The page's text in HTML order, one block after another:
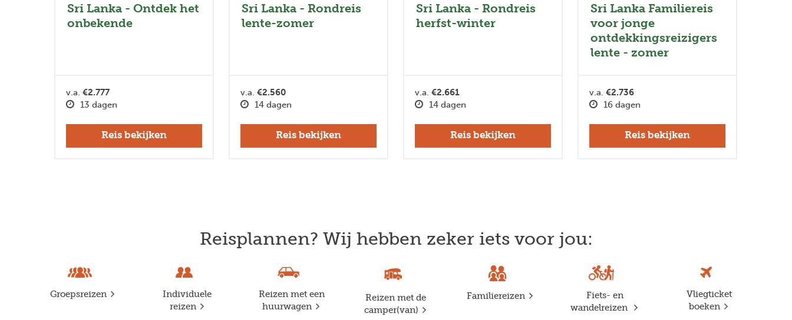
Sri Lanka - Ontdek het
onbekende
v.a. €2.777
13 dagen
Reis bekijken
Sri Lanka - Rondreis
lente-zomer
v.a. €2.560
14 dagen
Reis bekijken
Sri Lanka - Rondreis
herfst-winter
v.a. €2.661
14 dagen
Reis bekijken
Sri Lanka Familiereis
voor jonge
ontdekkingsreizigers
lente - zomer
v.a. €2.736
16 dagen
Reis bekijken
Reisplannen? Wij hebben zeker iets voor jou:
Groepsreizen
Individuele
reizen
Reizen met een
huurwagen
Reizen met de
camper(van)
Familiereizen
Fiets- en
wandelreizen
Vliegticket
boeken